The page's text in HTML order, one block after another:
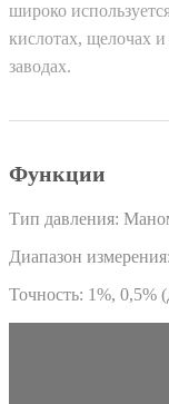
широко
кислотах, щелочах
заводах.
Функции
Тип давления:
Диапазон
Точность: 1%, 0,5%